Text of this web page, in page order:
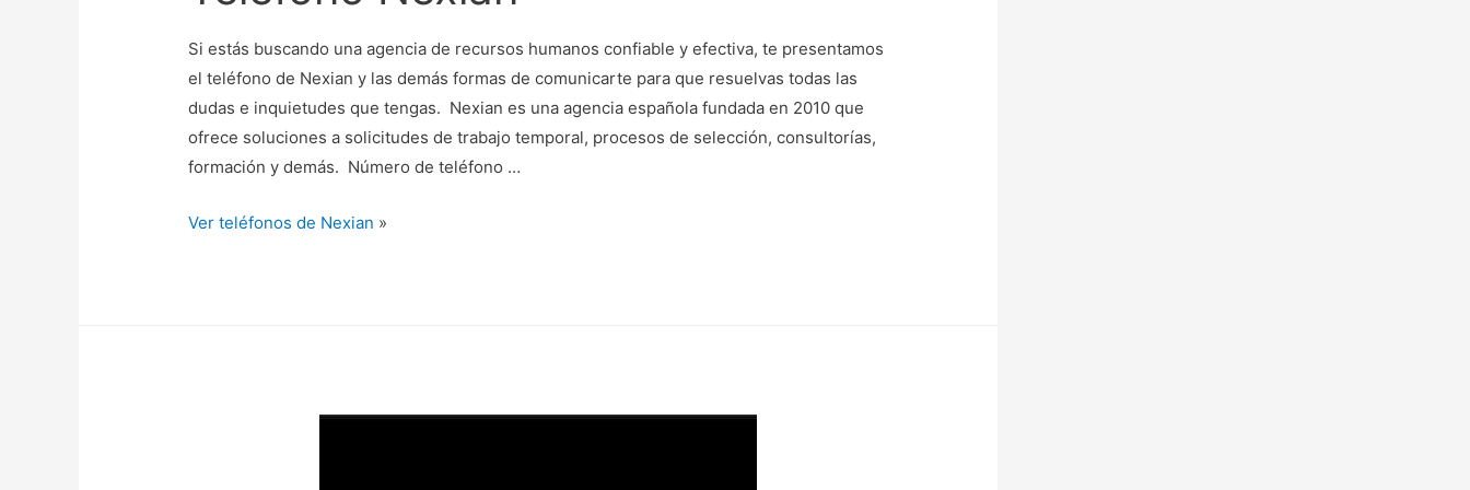
Si estás buscando una agencia de recursos humanos confiable y efectiva, te presentamos
el teléfono de Nexian y las demás formas de comunicarte para que resuelvas todas las
dudas e inquietudes que tengas. Nexian es una agencia española fundada en 2010 que
ofrece soluciones a solicitudes de trabajo temporal, procesos de selección, consultorías,
formación y demás. Número de teléfono …
Ver teléfonos de Nexian »